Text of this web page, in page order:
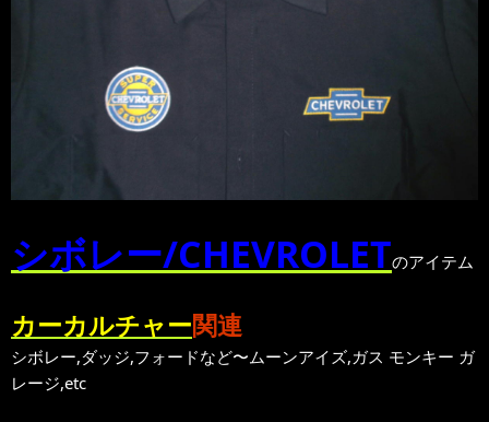
シボレー/CHEVROLETのアイテム
カーカルチャー関連
シボレー,ダッジ,フォードなど〜ムーンアイズ,ガス モンキー ガ
レージ,etc